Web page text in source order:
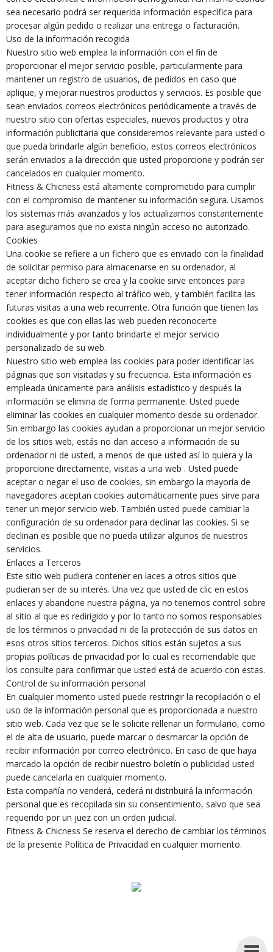
sea necesario podrá ser requerida información específica para
procesar algún pedido o realizar una entrega o facturación.
Uso de la información recogida
Nuestro sitio web emplea la información con el fin de
proporcionar el mejor servicio posible, particularmente para
mantener un registro de usuarios, de pedidos en caso que
aplique, y mejorar nuestros productos y servicios. Es posible que
sean enviados correos electrónicos periódicamente a través de
nuestro sitio con ofertas especiales, nuevos productos y otra
información publicitaria que consideremos relevante para usted o
que pueda brindarle algún beneficio, estos correos electrónicos
serán enviados a la dirección que usted proporcione y podrán ser
cancelados en cualquier momento.
Fitness & Chicness está altamente comprometido para cumplir
con el compromiso de mantener su información segura. Usamos
los sistemas más avanzados y los actualizamos constantemente
para asegurarnos que no exista ningún acceso no autorizado.
Cookies
Una cookie se refiere a un fichero que es enviado con la finalidad
de solicitar permiso para almacenarse en su ordenador, al
aceptar dicho fichero se crea y la cookie sirve entonces para
tener información respecto al tráfico web, y también facilita las
futuras visitas a una web recurrente. Otra función que tienen las
cookies es que con ellas las web pueden reconocerte
individualmente y por tanto brindarte el mejor servicio
personalizado de su web.
Nuestro sitio web emplea las cookies para poder identificar las
páginas que son visitadas y su frecuencia. Esta información es
empleada únicamente para análisis estadístico y después la
información se elimina de forma permanente. Usted puede
eliminar las cookies en cualquier momento desde su ordenador.
Sin embargo las cookies ayudan a proporcionar un mejor servicio
de los sitios web, estás no dan acceso a información de su
ordenador ni de usted, a menos de que usted así lo quiera y la
proporcione directamente, visitas a una web . Usted puede
aceptar o negar el uso de cookies, sin embargo la mayoría de
navegadores aceptan cookies automáticamente pues sirve para
tener un mejor servicio web. También usted puede cambiar la
configuración de su ordenador para declinar las cookies. Si se
declinan es posible que no pueda utilizar algunos de nuestros
servicios.
Enlaces a Terceros
Este sitio web pudiera contener en laces a otros sitios que
pudieran ser de su interés. Una vez que usted de clic en estos
enlaces y abandone nuestra página, ya no tenemos control sobre
al sitio al que es redirigido y por lo tanto no somos responsables
de los términos o privacidad ni de la protección de sus datos en
esos otros sitios terceros. Dichos sitios están sujetos a sus
propias políticas de privacidad por lo cual es recomendable que
los consulte para confirmar que usted está de acuerdo con estas.
Control de su información personal
En cualquier momento usted puede restringir la recopilación o el
uso de la información personal que es proporcionada a nuestro
sitio web. Cada vez que se le solicite rellenar un formulario, como
el de alta de usuario, puede marcar o desmarcar la opción de
recibir información por correo electrónico. En caso de que haya
marcado la opción de recibir nuestro boletín o publicidad usted
puede cancelarla en cualquier momento.
Esta compañía no venderá, cederá ni distribuirá la información
personal que es recopilada sin su consentimiento, salvo que sea
requerido por un juez con un orden judicial.
Fitness & Chicness Se reserva el derecho de cambiar los términos
de la presente Política de Privacidad en cualquier momento.